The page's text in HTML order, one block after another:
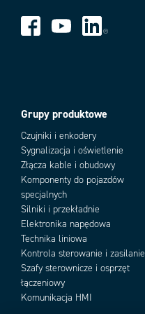
Napięcie znamionowe udarowe
wytrzymywane (Uimp)
Ręczne odryglowanie
SIL
Siła ryglowania (F1Max)
Stopień ochrony IP
Temperatura pracy
Wyświetlacz LED
Zasilanie diody LED
Zestyki
Grupy produktowe
Czujniki i enkodery
Sygnalizacja i oświetlenie
Złącza kable i obudowy
Komponenty do pojazdów
specjalnych
Silniki i przekładnie
Elektronika napędowa
Technika liniowa
Kontrola sterowanie i zasilanie
Szafy sterownicze i osprzęt
łączeniowy
Komunikacja HMI